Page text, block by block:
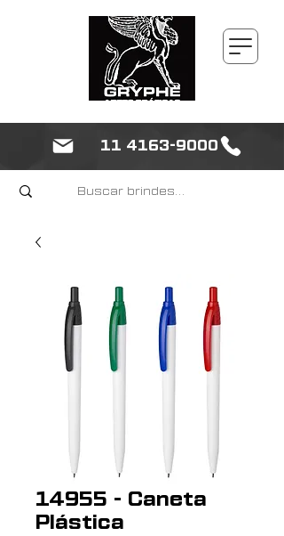
11 4163-9000
14955 - Caneta
Plástica